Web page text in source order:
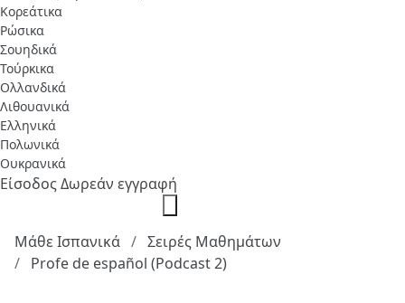
Κορεάτικα
Ρώσικα
Σουηδικά
Τούρκικα
Ολλανδικά
Λιθουανικά
Ελληνικά
Πολωνικά
Ουκρανικά
ΕίσοδοςΔωρεάν εγγραφή
Μάθε Ισπανικά
Σειρές Μαθημάτων
Profe de español (Podcast 2)